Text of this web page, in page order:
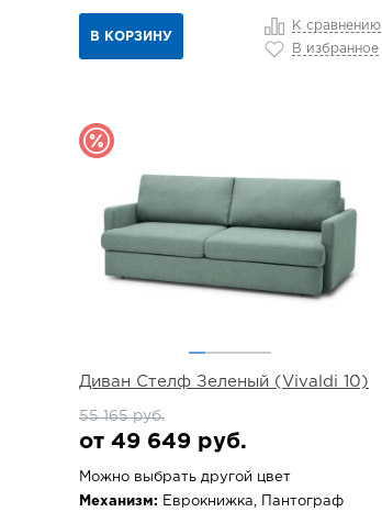
В КОРЗИНУ
К сравнению
В избранное
Диван Стелф Зеленый (Vivaldi 10)
55 165 руб.
от 49 649 руб.
Можно выбрать другой цвет
Механизм: Еврокнижка, Пантограф